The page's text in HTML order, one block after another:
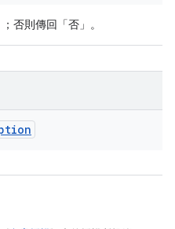
否則傳回「否」。